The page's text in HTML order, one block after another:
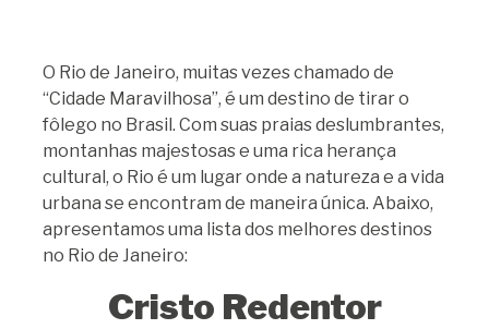
O Rio de Janeiro, muitas vezes chamado de
“Cidade Maravilhosa”, é um destino de tirar o
fôlego no Brasil. Com suas praias deslumbrantes,
montanhas majestosas e uma rica herança
cultural, o Rio é um lugar onde a natureza e a vida
urbana se encontram de maneira única. Abaixo,
apresentamos uma lista dos melhores destinos
no Rio de Janeiro:
Cristo Redentor